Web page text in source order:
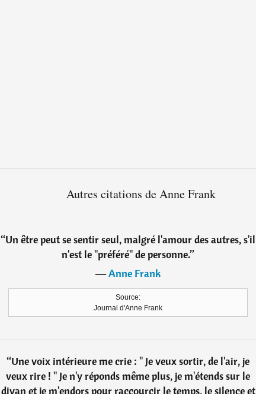
Autres citations de Anne Frank
“Un être peut se sentir seul, malgré l'amour des autres, s'il
n'est le "préféré" de personne.”
―Anne Frank
Source:
Journal d'Anne Frank
“Une voix intérieure me crie : " Je veux sortir, de l'air, je
veux rire ! " Je n'y réponds même plus, je m'étends sur le
divan et je m'endors pour raccourcir le temps, le silence et